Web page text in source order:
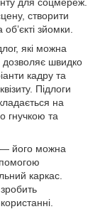
створити
зйомки.
які можна
дозволяє швидко
кадру та
Підлоги
на
гнучкою та
його можна
каркас.